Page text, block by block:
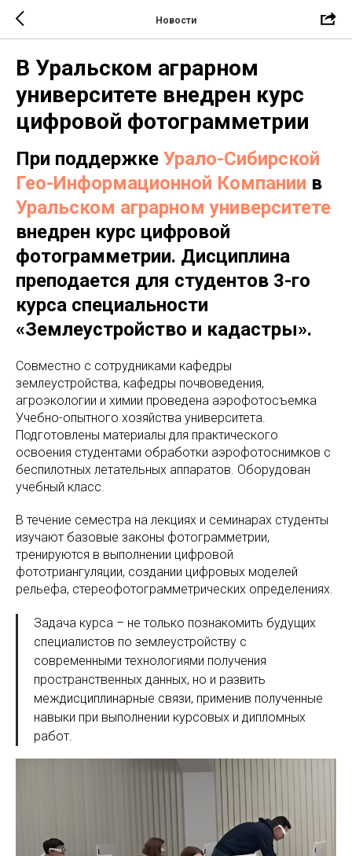
Новости
В Уральском аграрном
университете внедрен курс
цифровой фотограмметрии
При поддержке Урало-Сибирской
Гео-Информационной Компании в
Уральском аграрном университете
внедрен курс цифровой
фотограмметрии. Дисциплина
преподается для студентов 3-го
курса специальности
«Землеустройство и кадастры».
Совместно с сотрудниками кафедры
землеустройства, кафедры почвоведения,
агроэкологии и химии проведена аэрофотосъемка
Учебно-опытного хозяйства университета.
Подготовлены материалы для практического
освоения студентами обработки аэрофотоснимков с
беспилотных летательных аппаратов. Оборудован
учебный класс.
В течение семестра на лекциях и семинарах студенты
изучают базовые законы фотограмметрии,
тренируются в выполнении цифровой
фототриангуляции, создании цифровых моделей
рельефа, стереофотограмметрических определениях.
Задача курса – не только познакомить будущих
специалистов по землеустройству с
современными технологиями получения
пространственных данных, но и развить
междисциплинарные связи, применив полученные
навыки при выполнении курсовых и дипломных
работ.